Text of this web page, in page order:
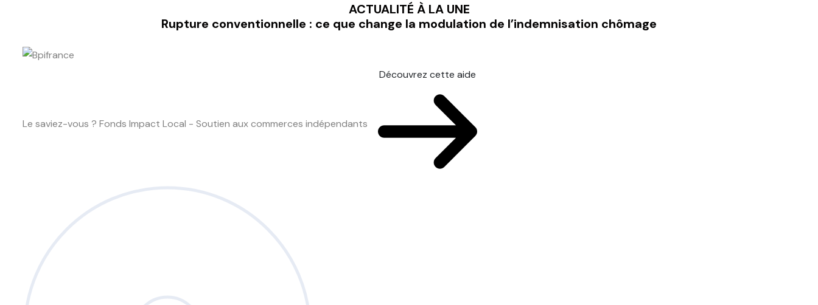
ACTUALITÉ À LA UNE
Rupture conventionnelle : ce que change la modulation de l’indemnisation chômage
Le saviez-vous ? Fonds Impact Local - Soutien aux commerces indépendants
Découvrez cette aide